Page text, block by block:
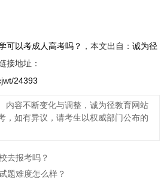
可以考成人高考吗？ ，本文出自： 诚为径
接地址：
24393
内容不断变化与调整，诚为径教育网站
，如有异议，请考生以权威部门公布的
去报考吗？
题难度怎么样？